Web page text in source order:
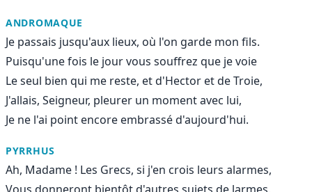
ANDROMAQUE
Je passais jusqu'aux lieux, où l'on garde mon fils.
Puisqu'une fois le jour vous souffrez que je voie
Le seul bien qui me reste, et d'Hector et de Troie,
J'allais, Seigneur, pleurer un moment avec lui,
Je ne l'ai point encore embrassé d'aujourd'hui.
PYRRHUS
Ah, Madame ! Les Grecs, si j'en crois leurs alarmes,